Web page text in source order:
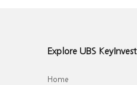
Explore UBS KeyInvest
Home